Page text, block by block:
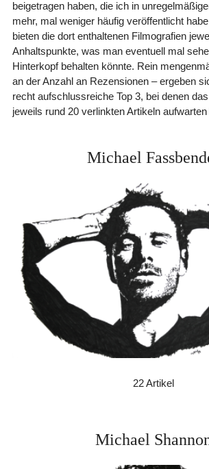
beigetragen haben, die ich in
mehr, mal weniger häufig veröffentlicht
bieten die dort enthaltenen Filmografien
Anhaltspunkte, was man eventuell mal
Hinterkopf behalten könnte. Rein
an der Anzahl an Rezensionen – ergeben
recht aufschlussreiche Top 3, bei denen
jeweils rund 20 verlinkten Artikeln aufwarten
Michael
22 Artikel
Michael